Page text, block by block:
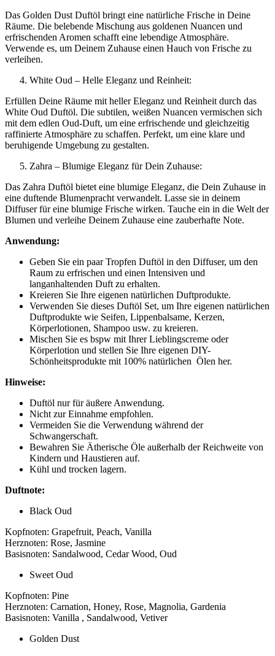
Das Golden Dust Duftöl bringt eine natürliche Frische in Deine
Räume. Die belebende Mischung aus goldenen Nuancen und
erfrischenden Aromen schafft eine lebendige Atmosphäre.
Verwende es, um Deinem Zuhause einen Hauch von Frische zu
verleihen.
White Oud – Helle Eleganz und Reinheit:
Erfüllen Deine Räume mit heller Eleganz und Reinheit durch das
White Oud Duftöl. Die subtilen, weißen Nuancen vermischen sich
mit dem edlen Oud-Duft, um eine erfrischende und gleichzeitig
raffinierte Atmosphäre zu schaffen. Perfekt, um eine klare und
beruhigende Umgebung zu gestalten.
Zahra – Blumige Eleganz für Dein Zuhause:
Das Zahra Duftöl bietet eine blumige Eleganz, die Dein Zuhause in
eine duftende Blumenpracht verwandelt. Lasse sie in deinem
Diffuser für eine blumige Frische wirken. Tauche ein in die Welt der
Blumen und verleihe Deinem Zuhause eine zauberhafte Note.
Anwendung:
Geben Sie ein paar Tropfen Duftöl in den Diffuser, um den
Raum zu erfrischen und einen Intensiven und
langanhaltenden Duft zu erhalten.
Kreieren Sie Ihre eigenen natürlichen Duftprodukte.
Verwenden Sie dieses Duftöl Set, um Ihre eigenen natürlichen
Duftprodukte wie Seifen, Lippenbalsame, Kerzen,
Körperlotionen, Shampoo usw. zu kreieren.
Mischen Sie es bspw mit Ihrer Lieblingscreme oder
Körperlotion und stellen Sie Ihre eigenen DIY-
Schönheitsprodukte mit 100% natürlichen Ölen her.
Hinweise:
Duftöl nur für äußere Anwendung.
Nicht zur Einnahme empfohlen.
Vermeiden Sie die Verwendung während der
Schwangerschaft.
Bewahren Sie Ätherische Öle außerhalb der Reichweite von
Kindern und Haustieren auf.
Kühl und trocken lagern.
Duftnote:
Black Oud
Kopfnoten: Grapefruit, Peach, Vanilla
Herznoten: Rose, Jasmine
Basisnoten: Sandalwood, Cedar Wood, Oud
Sweet Oud
Kopfnoten: Pine
Herznoten: Carnation, Honey, Rose, Magnolia, Gardenia
Basisnoten: Vanilla , Sandalwood, Vetiver
Golden Dust